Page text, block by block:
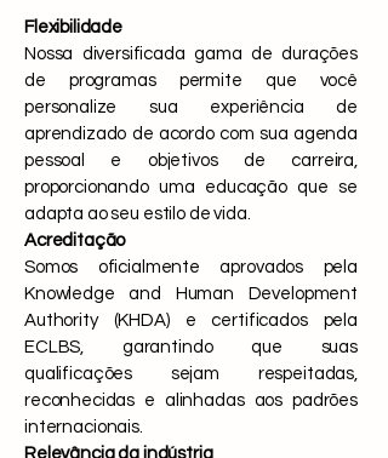
Flexibilidade
Nossa diversificada gama de durações
de programas permite que você
personalize sua experiência de
aprendizado de acordo com sua agenda
pessoal e objetivos de carreira,
proporcionando uma educação que se
adapta ao seu estilo de vida.
Acreditação
Somos oficialmente aprovados pela
Knowledge and Human Development
Authority (KHDA) e certificados pela
ECLBS, garantindo que suas
qualificações sejam respeitadas,
reconhecidas e alinhadas aos padrões
internacionais.
Relevância da indústria